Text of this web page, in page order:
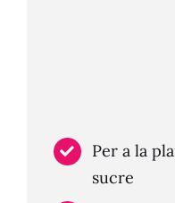
Per a la
sucre